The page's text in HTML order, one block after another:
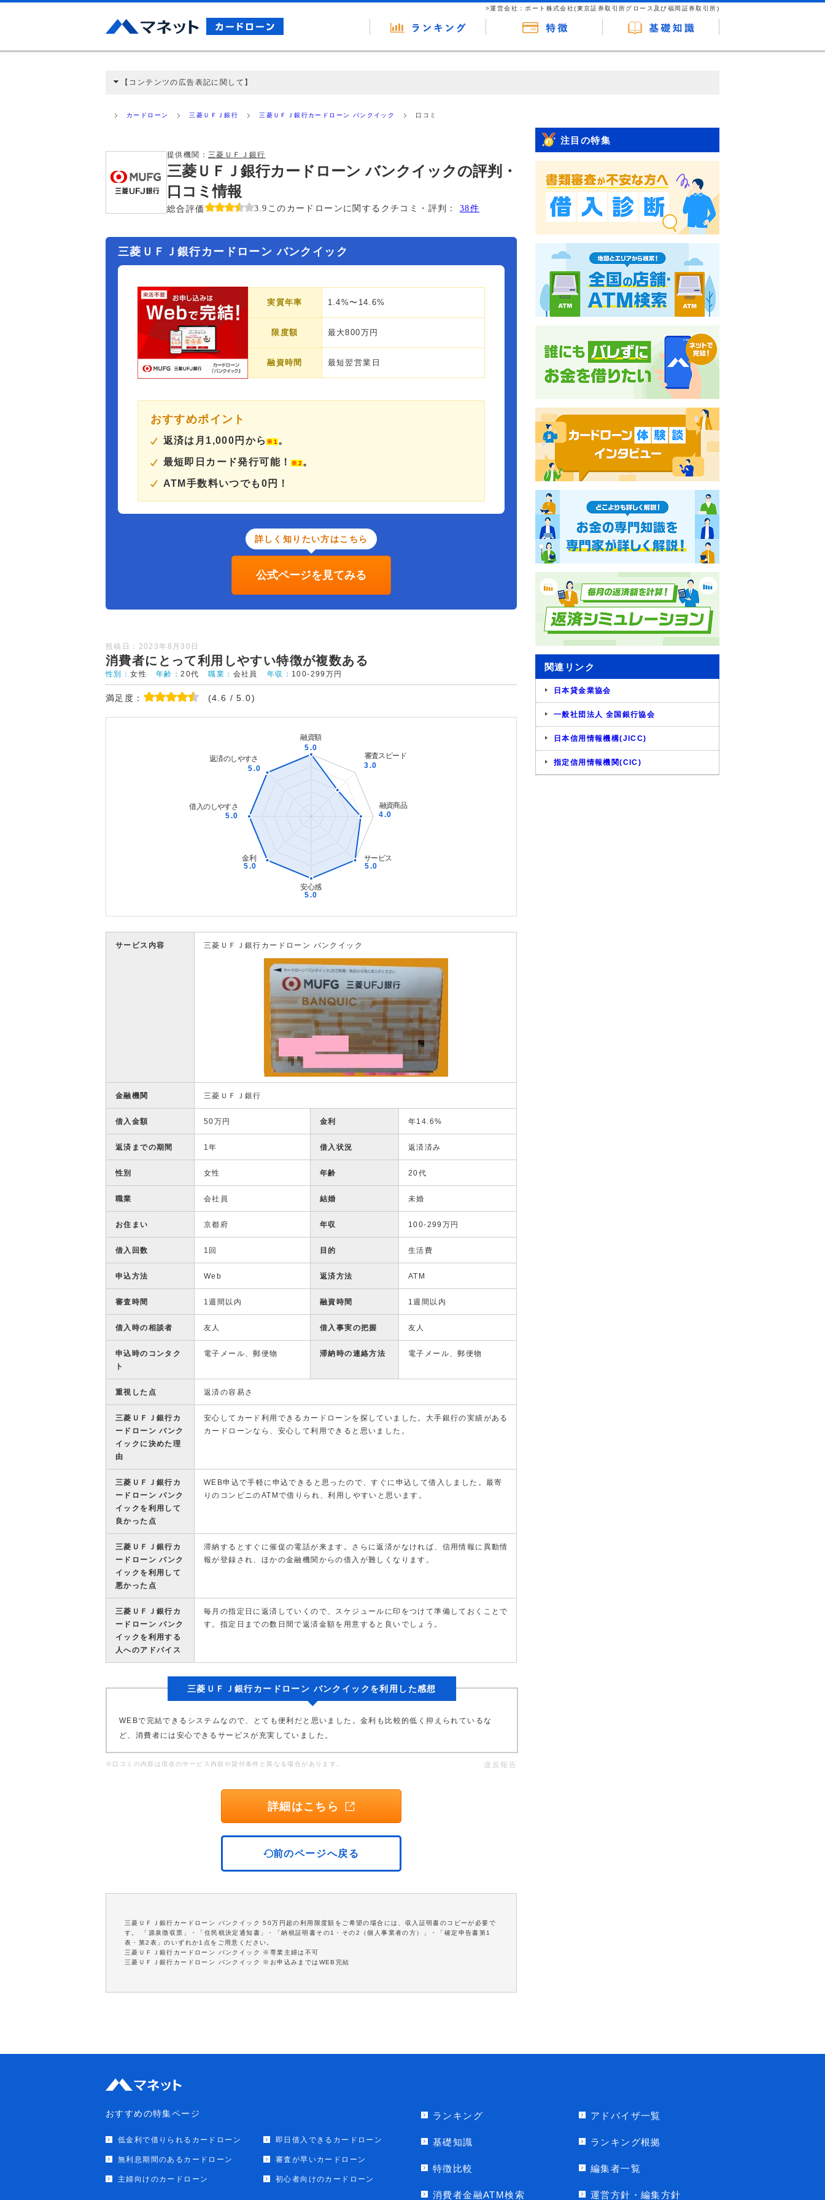
>運営会社：ポート株式会社(東京証券取引所グロース及び福岡証券取引所)
【コンテンツの広告表記に関して】
ミ収集などに基づき、公平性を担保した情報提供を行っています。
カードローン 三菱ＵＦＪ銀行 三菱ＵＦＪ銀行カードローン バンクイック 口コミ
提供機関： 三菱ＵＦＪ銀行
三菱ＵＦＪ銀行カードローン バンクイックの評判・
口コミ情報
総合評価 3.9 このカードローンに関するクチコミ・評判： 38件
三菱ＵＦＪ銀行カードローン バンクイック
実質年率 1.4%〜14.6%
限度額 最大800万円
融資時間 最短翌営業日
おすすめポイント
返済は月1,000円から※1 。
最短即日カード発行可能！※2 。
ATM手数料いつでも0円！
詳しく知りたい方はこちら
公式ページを見てみる
投稿日：2023年8月30日
消費者にとって利用しやすい特徴が複数ある
性別：女性 年齢：20代 職業： 会社員 年収： 100-299万円
満足度： (4.6 / 5.0)
サービス内容 三菱ＵＦＪ銀行カードローン バンクイック
金融機関 三菱ＵＦＪ銀行
借入金額 50万円 金利 年14.6%
返済までの期間 1年 借入状況 返済済み
性別 女性 年齢 20代
職業 会社員 結婚 未婚
お住まい 京都府 年収 100-299万円
借入回数 1回 目的 生活費
申込方法 Web 返済方法 ATM
審査時間 1週間以内 融資時間 1週間以内
借入時の相談者 友人 借入事実の把握 友人
申込時のコンタク
ト
電子メール、郵便物 滞納時の連絡方法 電子メール、郵便物
重視した点 返済の容易さ
三菱ＵＦＪ銀行カ
ードローン バンク
イックに決めた理
由
安心してカード利用できるカードローンを探していました。大手銀行の実績がある
カードローンなら、安心して利用できると思いました。
三菱ＵＦＪ銀行カ
ードローン バンク
イックを利用して
良かった点
WEB申込で手軽に申込できると思ったので、すぐに申込して借入しました。最寄
りのコンビニのATMで借りられ、利用しやすいと思います。
三菱ＵＦＪ銀行カ
ードローン バンク
イックを利用して
悪かった点
滞納するとすぐに催促の電話が来ます。さらに返済がなければ、信用情報に異動情
報が登録され、ほかの金融機関からの借入が難しくなります。
三菱ＵＦＪ銀行カ
ードローン バンク
イックを利用する
人へのアドバイス
毎月の指定日に返済していくので、スケジュールに印をつけて準備しておくことで
す。指定日までの数日間で返済金額を用意すると良いでしょう。
三菱ＵＦＪ銀行カードローン バンクイックを利用した感想
WEBで完結できるシステムなので、とても便利だと思いました。金利も比較的低く抑えられているな
ど、消費者には安心できるサービスが充実していました。
※口コミの内容は現在のサービス内容や貸付条件と異なる場合があります。 違反報告
詳細はこちら
前のページへ戻る
三菱ＵＦＪ銀行カードローン バンクイック 50万円超の利用限度額をご希望の場合には、収入証明書のコピーが必要で
す。 「源泉徴収票」・「住民税決定通知書」・「納税証明書その1・その2（個人事業者の方）」・「確定申告書第1
表・第2表」のいずれか1点をご用意ください。
三菱ＵＦＪ銀行カードローン バンクイック ※専業主婦は不可
三菱ＵＦＪ銀行カードローン バンクイック ※お申込みまではWEB完結
注目の特集
関連リンク
日本貸金業協会
一般社団法人 全国銀行協会
日本信用情報機構(JICC)
指定信用情報機関(CIC)
おすすめの特集ページ
低金利で借りられるカードローン 即日借入できるカードローン
無利息期間のあるカードローン 審査が早いカードローン
主婦向けのカードローン 初心者向けのカードローン
ランキング
基礎知識
特徴比較
消費者金融ATM検索
アドバイザ一覧
ランキング根拠
編集者一覧
運営方針・編集方針